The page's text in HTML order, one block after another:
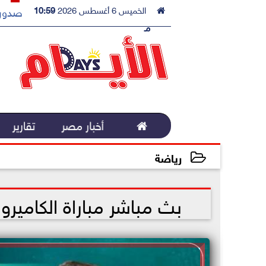
 الخميس 6 أغسطس 2026
10:59
مـ
 أخبار مصر تقارير
رياضة
بث مباشر مباراة